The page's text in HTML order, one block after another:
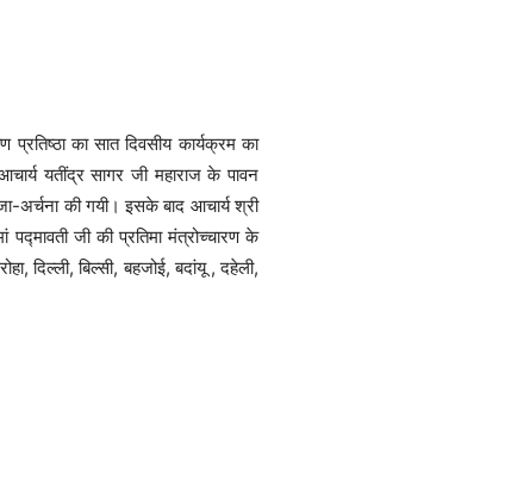
का सात दिवसीय कार्यक्रम का
यतींद्र सागर जी महाराज के पावन
अर्चना की गयी। इसके बाद आचार्य श्री
जी की प्रतिमा मंत्रोच्चारण के
दिल्ली, बिल्सी, बहजोई, बदांयू , दहेली,